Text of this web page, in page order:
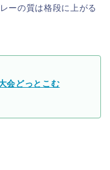
ーの質は格段に上がる
会どっとこむ